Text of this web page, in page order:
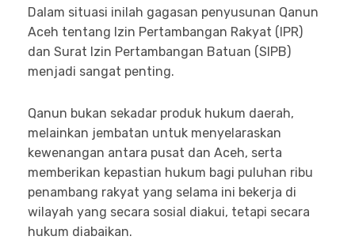
Dalam situasi inilah gagasan penyusunan Qanun
Aceh tentang Izin Pertambangan Rakyat (IPR)
dan Surat Izin Pertambangan Batuan (SIPB)
menjadi sangat penting.
Qanun bukan sekadar produk hukum daerah,
melainkan jembatan untuk menyelaraskan
kewenangan antara pusat dan Aceh, serta
memberikan kepastian hukum bagi puluhan ribu
penambang rakyat yang selama ini bekerja di
wilayah yang secara sosial diakui, tetapi secara
hukum diabaikan.